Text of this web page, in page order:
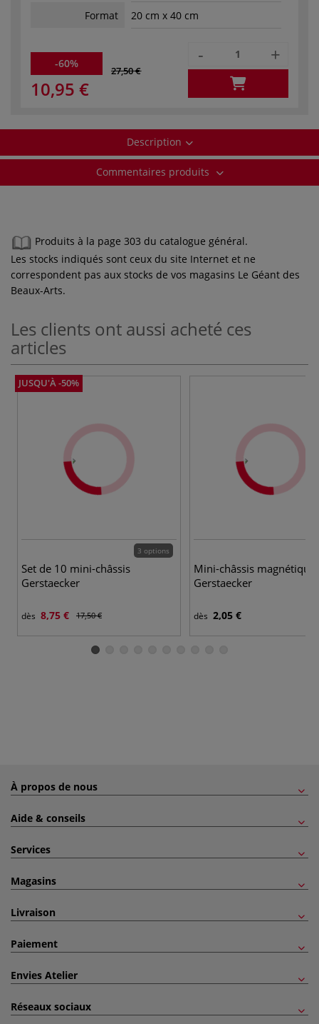
Format 20 cm x 40 cm
-60%
27,50 €
10,95 €
- +
Description
Commentaires produits
Produits à la page 303 du catalogue général.
Les stocks indiqués sont ceux du site Internet et ne
correspondent pas aux stocks de vos magasins Le Géant des
Beaux-Arts.
Les clients ont aussi acheté ces
articles
JUSQU'À -50%
3 options
Set de 10 mini-châssis
Gerstaecker
dès 8,75 € 17,50 €
Mini-châssis magnétique
Gerstaecker
dès 2,05 €
À propos de nous
Aide & conseils
Services
Magasins
Livraison
Paiement
Envies Atelier
Réseaux sociaux